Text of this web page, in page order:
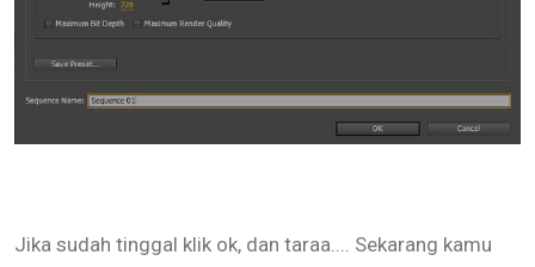
Jika sudah tinggal klik ok, dan taraa.... Sekarang kamu